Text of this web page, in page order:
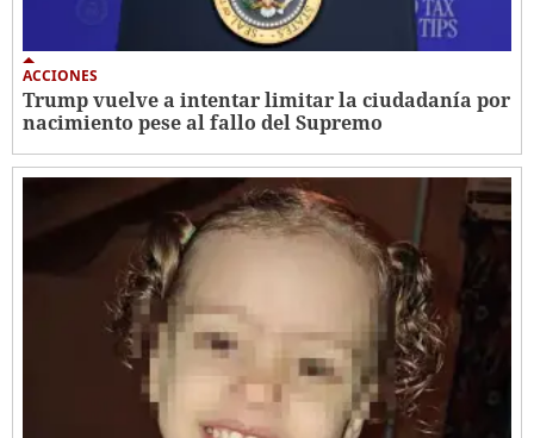
ACCIONES
Trump vuelve a intentar limitar la ciudadanía por
nacimiento pese al fallo del Supremo